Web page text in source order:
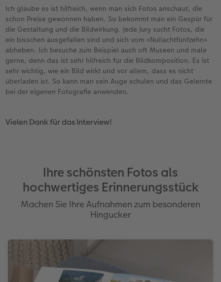
Ich glaube es ist hilfreich, wenn man sich Fotos anschaut, die
schon Preise gewonnen haben. So bekommt man ein Gespür für
die Gestaltung und die Bildwirkung. Jede Jury sucht Fotos, die
ein bisschen ausgefallen sind und sich vom «Nullachtfünfzehn»
abheben. Ich besuche zum Beispiel auch oft Museen und male
gerne, denn das ist sehr hilfreich für die Bildkomposition. Es ist
sehr wichtig, wie ein Bild wirkt und vor allem, dass es nicht
überladen ist. So kann man sein Auge schulen und das Gelernte
bei der eigenen Fotografie anwenden.
Vielen Dank für das Interview!
Ihre schönsten Fotos als
hochwertiges Erinnerungsstück
Machen Sie Ihre Aufnahmen zum besonderen
Hingucker